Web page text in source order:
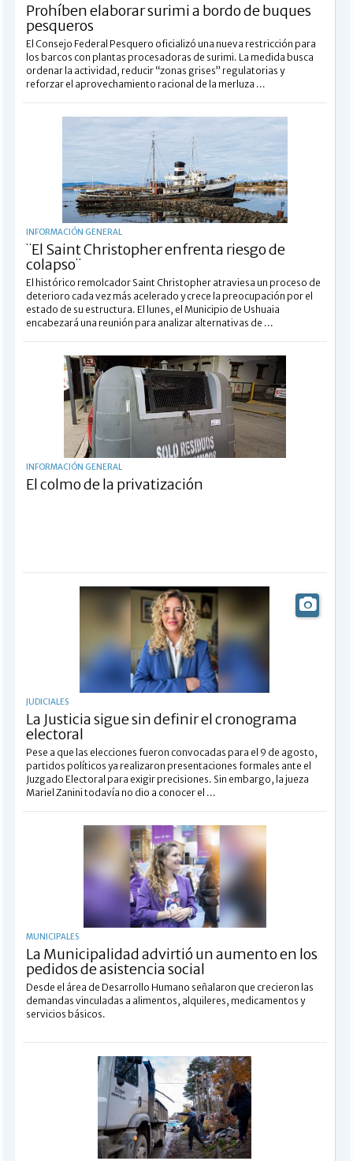
Prohíben elaborar surimi a bordo de buques
pesqueros
El Consejo Federal Pesquero oficializó una nueva restricción para
los barcos con plantas procesadoras de surimi. La medida busca
ordenar la actividad, reducir “zonas grises” regulatorias y
reforzar el aprovechamiento racional de la merluza ...
INFORMACIÓN GENERAL
¨El Saint Christopher enfrenta riesgo de
colapso¨
El histórico remolcador Saint Christopher atraviesa un proceso de
deterioro cada vez más acelerado y crece la preocupación por el
estado de su estructura. El lunes, el Municipio de Ushuaia
encabezará una reunión para analizar alternativas de ...
INFORMACIÓN GENERAL
El colmo de la privatización
JUDICIALES
La Justicia sigue sin definir el cronograma
electoral
Pese a que las elecciones fueron convocadas para el 9 de agosto,
partidos políticos ya realizaron presentaciones formales ante el
Juzgado Electoral para exigir precisiones. Sin embargo, la jueza
Mariel Zanini todavía no dio a conocer el ...
MUNICIPALES
La Municipalidad advirtió un aumento en los
pedidos de asistencia social
Desde el área de Desarrollo Humano señalaron que crecieron las
demandas vinculadas a alimentos, alquileres, medicamentos y
servicios básicos.